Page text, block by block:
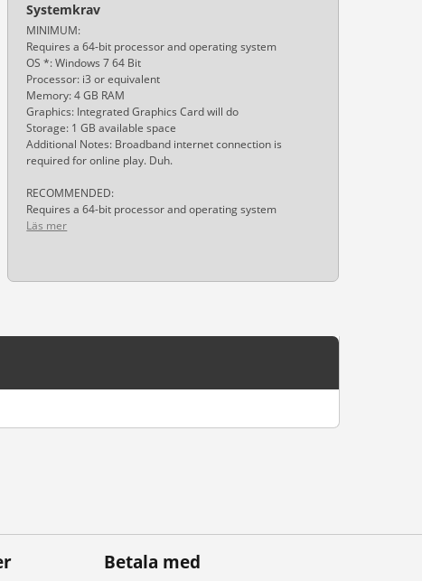
Systemkrav
MINIMUM:
Requires a 64-bit processor and operating system
OS *: Windows 7 64 Bit
Processor: i3 or equivalent
Memory: 4 GB RAM
Graphics: Integrated Graphics Card will do
Storage: 1 GB available space
Additional Notes: Broadband internet connection is
required for online play. Duh.
RECOMMENDED:
Requires a 64-bit processor and operating system
Läs mer
Betala med